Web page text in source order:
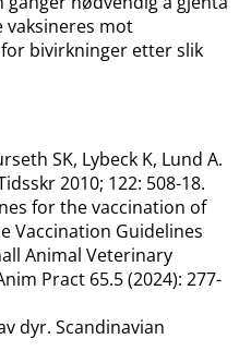
vaksineres mot
bivirkninger etter slik
SK, Lybeck K, Lund A.
2010; 122: 508-18.
for the vaccination of
Vaccination Guidelines
Animal Veterinary
Pract 65.5 (2024): 277-
dyr. Scandinavian